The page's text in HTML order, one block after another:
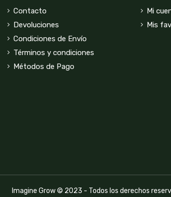
Contacto
Devoluciones
Condiciones de Envío
Términos y condiciones
Métodos de Pago
Mi
Mis
Imagine Grow © 2023 - Todos los derechos